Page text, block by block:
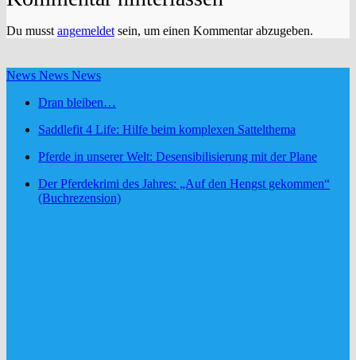
Du musst angemeldet sein, um einen Kommentar abzugeben.
News News News
Dran bleiben…
Saddlefit 4 Life: Hilfe beim komplexen Sattelthema
Pferde in unserer Welt: Desensibilisierung mit der Plane
Der Pferdekrimi des Jahres: „Auf den Hengst gekommen“
(Buchrezension)